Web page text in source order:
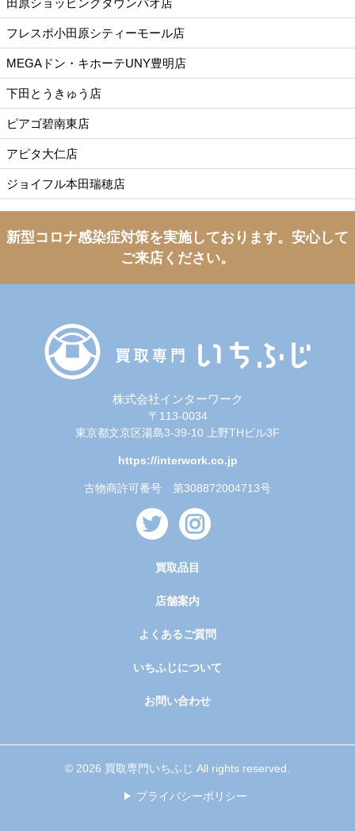
フレスポ小田原シティーモール店
MEGAドン・キホーテUNY豊明店
下田とうきゅう店
ピアゴ碧南東店
アピタ大仁店
ジョイフル本田瑞穂店
新型コロナ感染症対策を実施しております。 安心して
ご来店ください。
株式会社インターワーク
〒113-0034
東京都文京区湯島3-39-10 上野THビル3F
https://interwork.co.jp
古物商許可番号 第308872004713号
買取品目
店舗案内
よくあるご質問
いちふじについて
お問い合わせ
© 2026 買取専門いちふじ All rights reserved.
プライバシーポリシー